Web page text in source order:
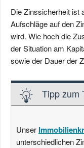
Die Zinssicherheit ist
Aufschläge auf den
wird. Wie hoch die
der Situation am
sowie der Dauer der
Tipp zum
Unser
unterschiedlichen